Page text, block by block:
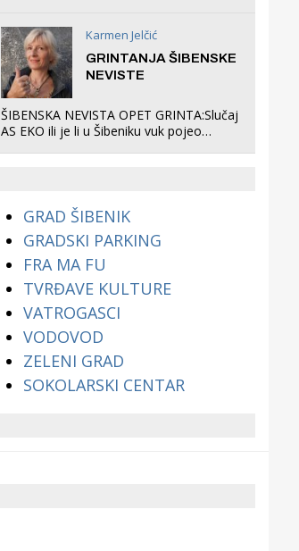
što oni rade u Šibeniku ne postoji
Karmen Jelčić
GRINTANJA ŠIBENSKE
NEVISTE
ŠIBENSKA NEVISTA OPET GRINTA:Slučaj
AS EKO ili je li u Šibeniku vuk pojeo
GRAD ŠIBENIK
GRADSKI PARKING
FRA MA FU
TVRĐAVE KULTURE
VATROGASCI
VODOVOD
ZELENI GRAD
SOKOLARSKI CENTAR